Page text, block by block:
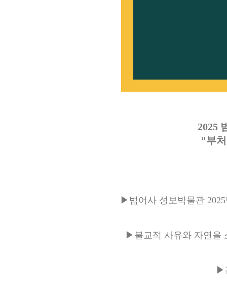
2025
"부
▶범어사 성보박물관
▶ 불교적 사유와 자연을
▶